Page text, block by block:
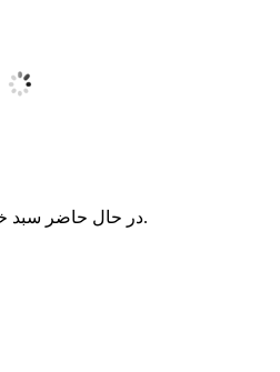
در حال حاضر سبد خرید شما خالی می‌باشد.